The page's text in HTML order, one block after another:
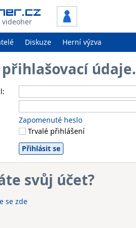
videoher
Diskuze Herní výzva
Zapomenuté heslo
Trvalé přihlášení
svůj účet?
se zde